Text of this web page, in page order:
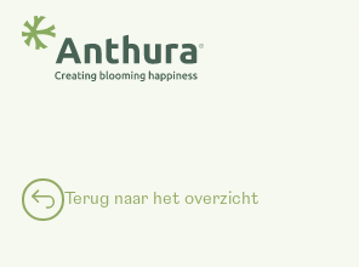
Terug naar het overzicht